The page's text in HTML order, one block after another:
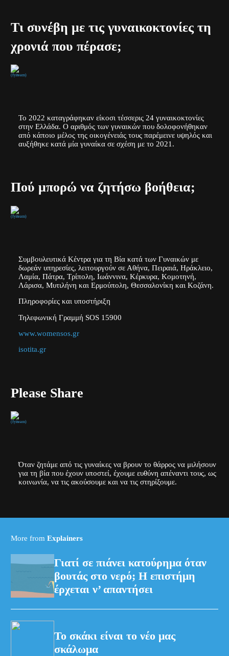
Τι συνέβη με τις γυναικοκτονίες τη
χρονιά που πέρασε;
(fyiteam)
Το 2022 καταγράφηκαν είκοσι τέσσερις 24 γυναικοκτονίες
στην Ελλάδα. Ο αριθμός των γυναικών που δολοφονήθηκαν
από κάποιο μέλος της οικογένειάς τους παρέμεινε υψηλός και
αυξήθηκε κατά μία γυναίκα σε σχέση με το 2021.
Πού μπορώ να ζητήσω βοήθεια;
(fyiteam)
Συμβουλευτικά Κέντρα για τη Βία κατά των Γυναικών με
δωρεάν υπηρεσίες, λειτουργούν σε Αθήνα, Πειραιά, Ηράκλειο,
Λαμία, Πάτρα, Τρίπολη, Ιωάννινα, Κέρκυρα, Κομοτηνή,
Λάρισα, Μυτιλήνη και Ερμούπολη, Θεσσαλονίκη και Κοζάνη.
Πληροφορίες και υποστήριξη
Τηλεφωνική Γραμμή SOS 15900
www.womensos.gr
isotita.gr
Please Share
(fyiteam)
Όταν ζητάμε από τις γυναίκες να βρουν το θάρρος να μιλήσουν
για τη βία που έχουν υποστεί, έχουμε ευθύνη απέναντι τους, ως
κοινωνία, να τις ακούσουμε και να τις στηρίξουμε.
More from Explainers
Γιατί σε πιάνει κατούρημα όταν
βουτάς στο νερό; Η επιστήμη
έρχεται ν’ απαντήσει
Το σκάκι είναι το νέο μας
σκάλωμα